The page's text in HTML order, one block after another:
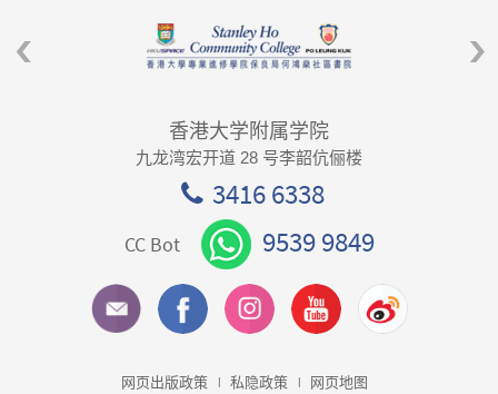
香港大学附属学院
九龙湾宏开道 28 号李韶伉俪楼
3416 6338
CC Bot 9539 9849
网页出版政策 私隐政策 网页地图